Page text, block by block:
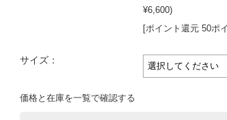
¥6,600)
[ポイント還元 50ポ
サイズ：
価格と在庫を一覧で確認する